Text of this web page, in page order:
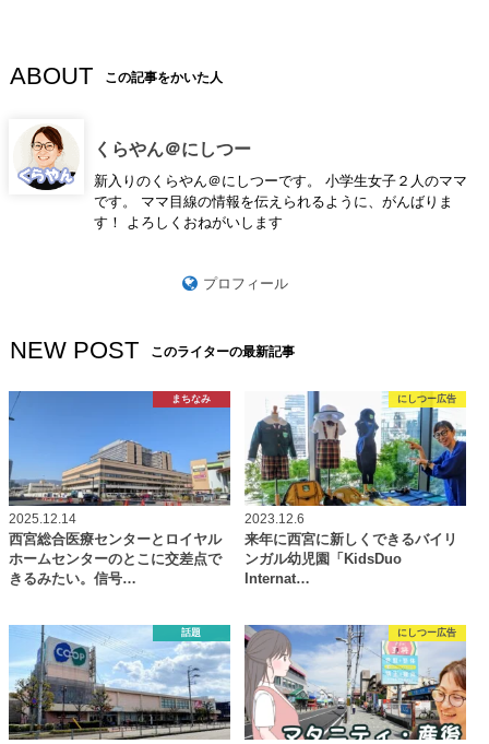
ABOUT この記事をかいた人
くらやん＠にしつー
新入りのくらやん＠にしつーです。 小学生女子２人のママ
です。 ママ目線の情報を伝えられるように、がんばりま
す！ よろしくおねがいします
プロフィール
NEW POST このライターの最新記事
まちなみ
2025.12.14
西宮総合医療センターとロイヤル
ホームセンターのとこに交差点で
きるみたい。信号…
にしつー広告
2023.12.6
来年に西宮に新しくできるバイリ
ンガル幼児園「KidsDuo
Internat…
話題 にしつー広告